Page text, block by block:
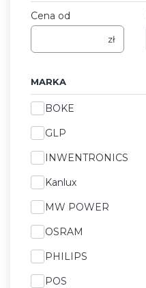
Cena od
zł
MARKA
Marka
BOKE
GLP
INWENTRONICS
Kanlux
MW POWER
OSRAM
PHILIPS
POS